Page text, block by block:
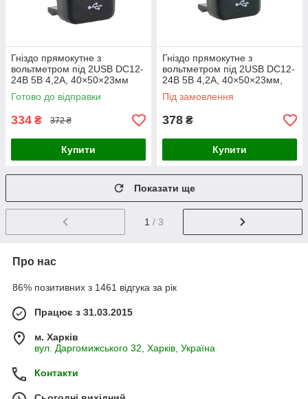
Гніздо прямокутне з
вольтметром під 2USB DC12-
24В 5В 4,2A, 40×50×23мм
синє підсвічування
Готово до відправки
334 ₴ 372 ₴
Купити
Гніздо прямокутне з
вольтметром під 2USB DC12-
24В 5В 4,2A, 40×50×23мм,
червоне підсвічування
Під замовлення
378 ₴
Купити
Показати ще
1 / 3
Про нас
86% позитивних з 1461 відгука за рік
Працює з 31.03.2015
м. Харків
вул. Даргомижського 32, Харків, Україна
Контакти